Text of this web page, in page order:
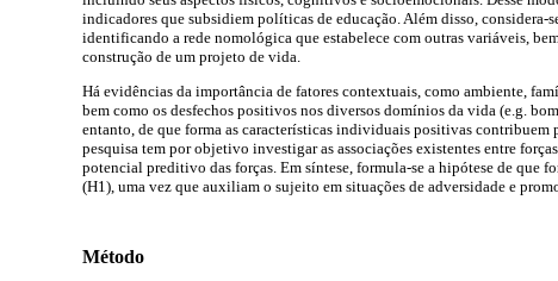
indicadores que subsidiem políticas de educação. Além disso, considera-
identificando a rede nomológica que estabelece com outras variáveis,
construção de um projeto de vida.
Há evidências da importância de fatores contextuais, como ambiente,
bem como os desfechos positivos nos diversos domínios da vida (e.g.
entanto, de que forma as características individuais positivas contribuem
pesquisa tem por objetivo investigar as associações existentes entre
potencial preditivo das forças. Em síntese, formula-se a hipótese de que
(H1), uma vez que auxiliam o sujeito em situações de adversidade e
Método